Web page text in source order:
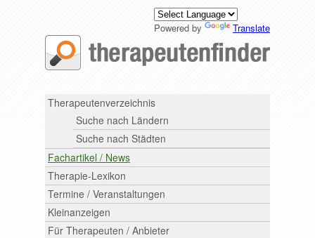
Powered by Translate
Therapeutenverzeichnis
Suche nach Ländern
Suche nach Städten
Fachartikel / News
Therapie-Lexikon
Termine / Veranstaltungen
Kleinanzeigen
Für Therapeuten / Anbieter